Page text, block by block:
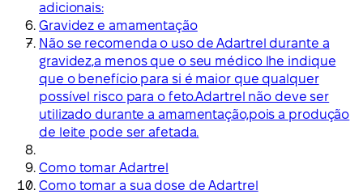
adicionais:
Gravidez e amamentação
Não se recomenda o uso de Adartrel durante a
gravidez,a menos que o seu médico lhe indique
que o benefício para si é maior que qualquer
possível risco para o feto.Adartrel não deve ser
utilizado durante a amamentação,pois a produção
de leite pode ser afetada.
Como tomar Adartrel
Como tomar a sua dose de Adartrel